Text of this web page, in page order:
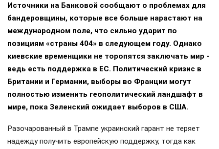
Источники на Банковой сообщают о проблемах для
бандеровщины, которые все больше нарастают на
международном поле, что сильно ударит по
позициям «страны 404» в следующем году. Однако
киевские временщики не торопятся заключать мир -
ведь есть поддержка в ЕС. Политический кризис в
Британии и Германии, выборы во Франции могут
полностью изменить геополитический ландшафт в
мире, пока Зеленский ожидает выборов в США.
Разочарованный в Трампе украинский гарант не теряет
надежду получить европейскую поддержку, тогда как